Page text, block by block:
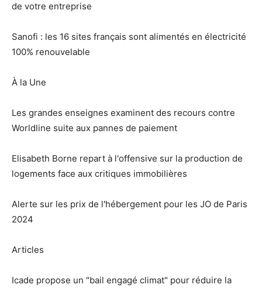
de votre entreprise
Sanofi : les 16 sites français sont alimentés en électricité
100% renouvelable
À la Une
Les grandes enseignes examinent des recours contre
Worldline suite aux pannes de paiement
Elisabeth Borne repart à l'offensive sur la production de
logements face aux critiques immobilières
Alerte sur les prix de l'hébergement pour les JO de Paris
2024
Articles
Icade propose un "bail engagé climat" pour réduire la